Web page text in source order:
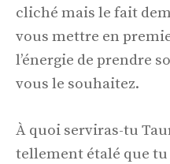
cliché mais le fait
vous mettre en
l’énergie de prendre
vous le souhaitez.
À quoi serviras-tu
tellement étalé que tu